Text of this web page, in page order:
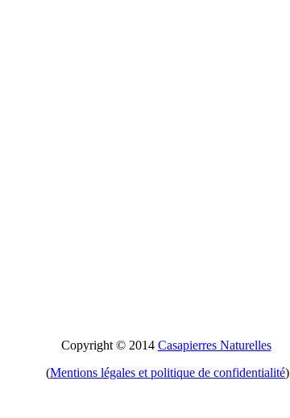
Copyright © 2014 Casapierres Naturelles
(Mentions légales et politique de confidentialité)